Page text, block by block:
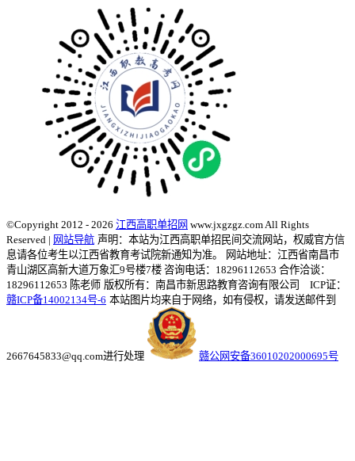
©Copyright 2012 - 2026 江西高职单招网 www.jxgzgz.com All Rights
Reserved | 网站导航 声明：本站为江西高职单招民间交流网站，权威官方信
息请各位考生以江西省教育考试院新通知为准。
网站地址：江西省南昌市
青山湖区高新大道万象汇9号楼7楼 咨询电话：18296112653 合作洽谈：
18296112653 陈老师 版权所有：南昌市新思路教育咨询有限公司 ICP证：
赣ICP备14002134号-6 本站图片均来自于网络，如有侵权，请发送邮件到
2667645833@qq.com进行处理 赣公网安备36010202000695号